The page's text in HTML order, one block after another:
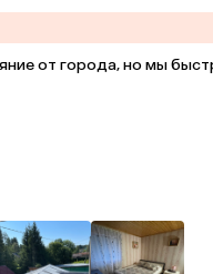
всё необходимое, даже
для парковки. Мы
ночь. Но и пожить в
хотелось поплавать. Во
от города, но мы